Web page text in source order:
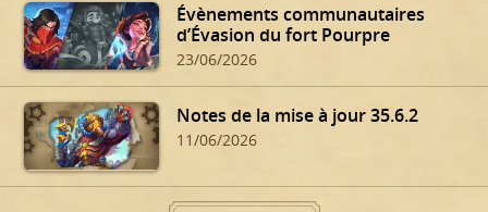
Évènements communautaires
d’Évasion du fort Pourpre
23/06/2026
Notes de la mise à jour 35.6.2
11/06/2026